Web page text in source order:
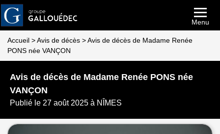
Menu
Accueil >Avis de décès >Avis de décès de Madame Renée
PONS née VANÇON
Avis de décès de Madame Renée PONS née
VANÇON
Publié le 27 août 2025 à NÎMES